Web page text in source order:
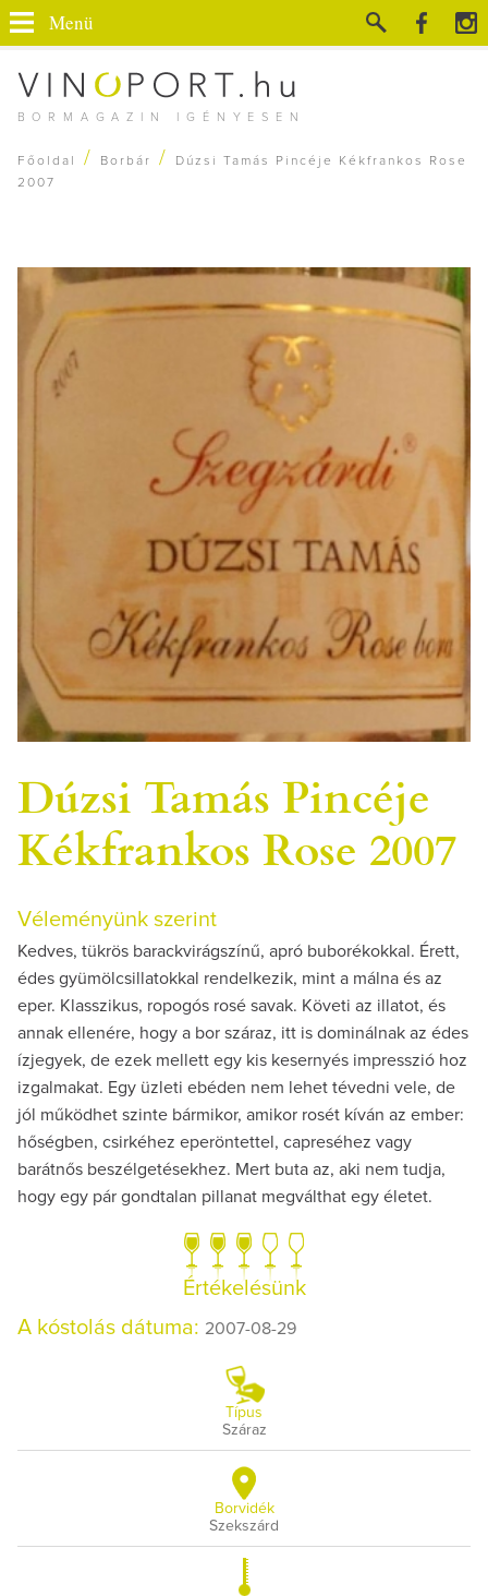
BORMAGAZIN IGÉNYESEN
Menü
Főoldal / Borbár /
Dúzsi Tamás Pincéje Kékfrankos Rose
2007
Dúzsi Tamás Pincéje
Kékfrankos Rose 2007
Véleményünk szerint
Kedves, tükrös barackvirágszínű, apró buborékokkal. Érett,
édes gyümölcsillatokkal rendelkezik, mint a málna és az
eper. Klasszikus, ropogós rosé savak. Követi az illatot, és
annak ellenére, hogy a bor száraz, itt is dominálnak az édes
ízjegyek, de ezek mellett egy kis kesernyés impresszió hoz
izgalmakat. Egy üzleti ebéden nem lehet tévedni vele, de
jól működhet szinte bármikor, amikor rosét kíván az ember:
hőségben, csirkéhez eperöntettel, capreséhez vagy
barátnős beszélgetésekhez. Mert buta az, aki nem tudja,
hogy egy pár gondtalan pillanat megválthat egy életet.
Értékelésünk
A kóstolás dátuma: 2007-08-29
Típus
Száraz
Borvidék
Szekszárd